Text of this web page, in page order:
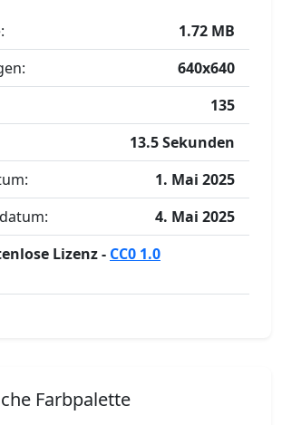
1.72 MB
640x640
135
13.5 Sekunden
1. Mai 2025
4. Mai 2025
Lizenz - CC0 1.0
Farbpalette